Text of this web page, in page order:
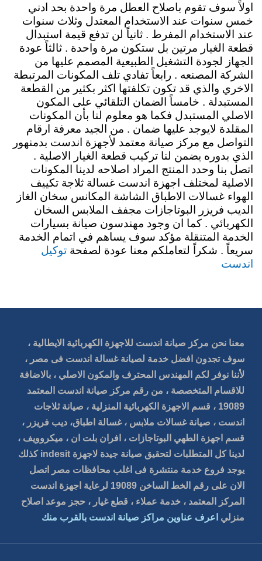
اولاً سوف تقوم باصلاح العطل مرة واحدة بحد ادني
خمس سنوات عند الاستخدام المعتدل وثلاث سنوات
عند الاستخدام المفرط . ثانياً لن تدفع قيمة استبدال
قطعة الغيار مرتين بل ستكون مرة واحدة . ثالثاً عودة
الجهاز لجودة التشغيل الطبيعية المصمم عليها من
الشركة المصنعه . رابعاً تفادي تلف المكونات المرتبطة
الاخري والذي قد تكون تكلفتها اكثر بكثير من القطعة
المستبدلة . خامساً الضمان التلقائي على المكون
الاصلي المستبدل فكما هو معلوم لنا بأن المكونات
المقلدة لايوجد عليها ضمان . من الجيد معرفة ارقام
التواصل مع مركز صيانة معتمد لأجهزة اندست بدمنهور
الذي بدوره يضمن لنا تركيب قطعة الغيار الاصلية .
اتصل بنا وحدد المنتج المراد اصلاحه لدينا المكونات
الاصلية لمختلف اجهزة اندست غسالة ثلاجة تكييف
الهواء غسالات الاطباق الشاشة المكانس سخان الغاز
الديب فريزر البوتاجازات مجفف الملابس السخان
الكهربائي . كما ان وجود مهندسون صيانة بسيارات
الخدمة المتنقلة مؤكد سوف يساهم في اتمام الخدمة
سريعاً . شكراً لتعاملكم معنا عودة لصفحة توكيل
اندست
معنا نحن مركز صيانة اندست للاجهزة الكهربائية الايطالية ،
سوف تجدون افضل خدمة لصيانة غسالة اندست فى مصر ،
لأننا نوفر لكم المهندس المحترف والمكون الاصلي ، بالاضافة
للاقسام المتخصصة ، من رقم مركز صيانة اندست المعتمد
19089 ، قسم الاجهزة الكهربائية المنزلية ، صيانة ثلاجات
اندست ، صيانة غسالات ملابس ، غسالة اطباق، ديب فريزر ،
قسم اجهزة الطهي البوتاجازات ، افران بلت ان ، ميكروويف ،
لدينا كل المتطلبات لتحقيق صيانة جيدة لاجهزة indesit كذلك
يوجد فروع خدمة منتشرة فى اغلب محافظات مصر اتصل
الان على رقم الخط الساخن 19089 لرعاية اجهزة اندست
المركز المعتمد ، خدمة عملاء ، قطع غيار ، حجز موعد اصلاح
منزلي اعرف عناوين مراكز صيانة اندست بالقرب منك